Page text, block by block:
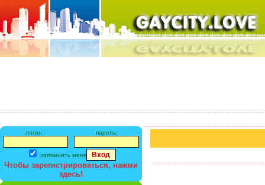
логин : пароль:
запомнить меня
Чтобы зарегистрироваться, нажми
здесь!